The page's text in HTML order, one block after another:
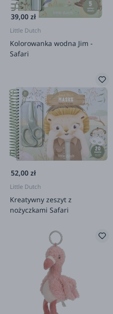
39,00 zł
Little Dutch
Kolorowanka wodna Jim -
Safari
52,00 zł
Little Dutch
Kreatywny zeszyt z
nożyczkami Safari